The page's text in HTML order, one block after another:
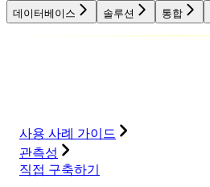
데이터베이스 솔루션 통합
사용 사례 가이드
관측성
직접 구축하기